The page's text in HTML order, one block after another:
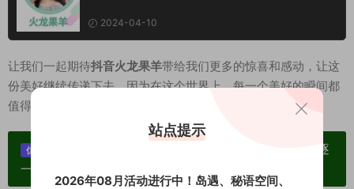
2024-04-10
让我们一起期待抖音火龙果羊带给我们更多的惊喜和感动，让这
份美好继续传递下去。因为在这个世界上，每一个美好的瞬间都
值得被记录和分享。
优势：
单个博主作品统一整合分享、素材高度去重复、逐
一归档方便收藏！
站点提示
2026年08月活动进行中！岛遇、秘语空间、